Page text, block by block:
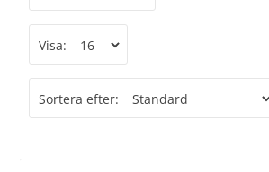
Visa:
Sortera efter: